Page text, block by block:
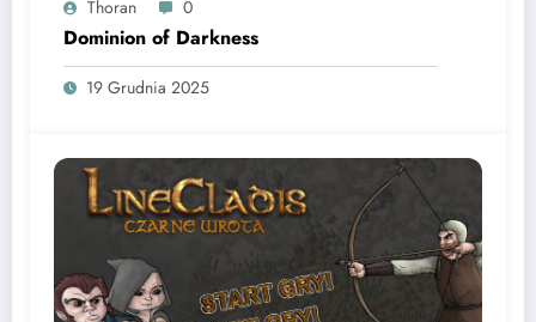
Thoran 0
Dominion of Darkness
19 Grudnia 2025